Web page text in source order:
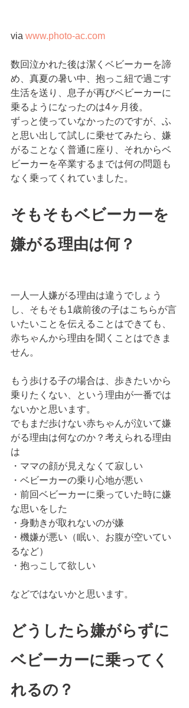
via www.photo-ac.com
数回泣かれた後は潔くベビーカーを諦
め、真夏の暑い中、抱っこ紐で過ごす
生活を送り、息子が再びベビーカーに
乗るようになったのは4ヶ月後。
ずっと使っていなかったのですが、ふ
と思い出して試しに乗せてみたら、嫌
がることなく普通に座り、それからベ
ビーカーを卒業するまでは何の問題も
なく乗ってくれていました。
そもそもベビーカーを
嫌がる理由は何？
一人一人嫌がる理由は違うでしょう
し、そもそも1歳前後の子はこちらが言
いたいことを伝えることはできても、
赤ちゃんから理由を聞くことはできま
せん。
もう歩ける子の場合は、歩きたいから
乗りたくない、という理由が一番では
ないかと思います。
でもまだ歩けない赤ちゃんが泣いて嫌
がる理由は何なのか？考えられる理由
は
・ママの顔が見えなくて寂しい
・ベビーカーの乗り心地が悪い
・前回ベビーカーに乗っていた時に嫌
な思いをした
・身動きが取れないのが嫌
・機嫌が悪い（眠い、お腹が空いてい
るなど）
・抱っこして欲しい
などではないかと思います。
どうしたら嫌がらずに
ベビーカーに乗ってく
れるの？